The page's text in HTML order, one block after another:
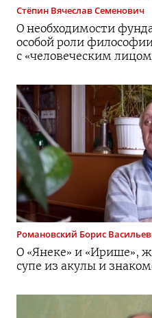
Стёпин Вячеслав Семенович
О необходимости
особой роли
с «человеческим
Романовский Борис
О «Янеке» и «Ирише»,
супе из акулы и